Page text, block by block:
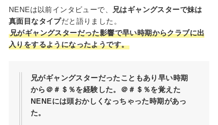
NENEは以前インタビューで、
兄はギャングスターで妹は
真面目なタイプだと語りました。
兄がギャングスターだった影響で早い時期からクラブに出
入りをするようになったようです。
兄がギャングスターだったこともあり早い時期
から＠＃＄％を経験した。＠＃＄％を覚えた
NENEには頭おかしくなっちゃった時期があっ
た。